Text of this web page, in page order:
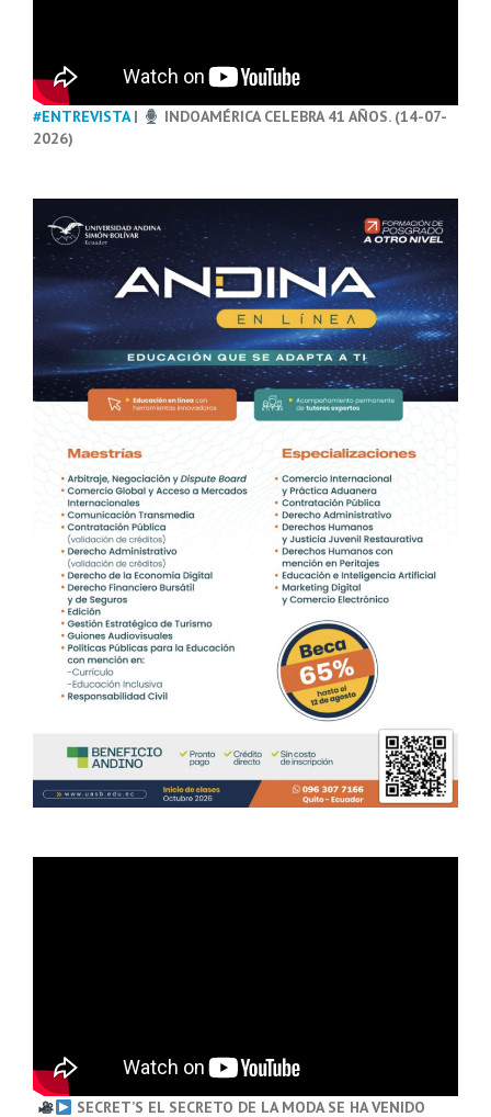
#ENTREVISTA|
INDOAMÉRICA CELEBRA 41 AÑOS. (14-07-
2026)
SECRET’S EL SECRETO DE LA MODA SE HA VENIDO